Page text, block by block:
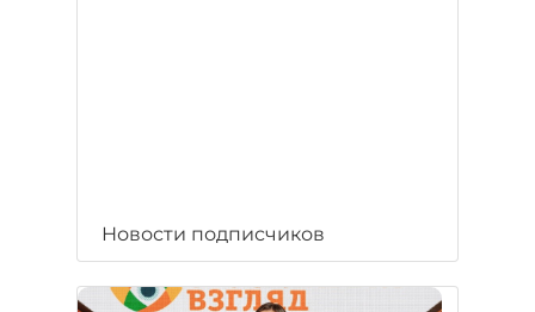
Новости подписчиков